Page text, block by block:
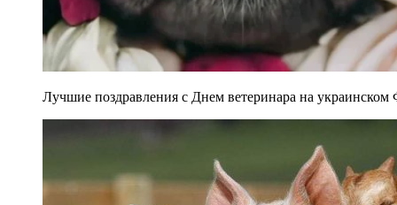
Лучшие поздравления с Днем ветеринара на украинском